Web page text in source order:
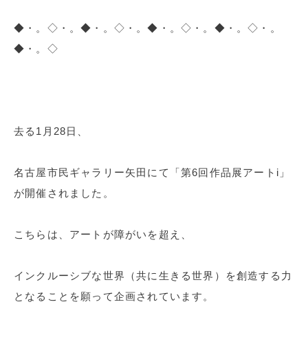
◆・。◇・。◆・。◇・。◆・。◇・。◆・。◇・。
◆・。◇
去る1月28日、
名古屋市民ギャラリー矢田にて「第6回作品展アートi」
が開催されました。
こちらは、アートが障がいを超え、
インクルーシブな世界（共に生きる世界）を創造する力
となることを願って企画されています。